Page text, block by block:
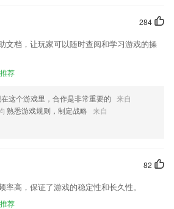
动态
支持数据查看功能；
，如果您喜欢这款软件，您可以到应用商店进
284
文档，让玩家可以随时查阅和学习游戏的操
推荐
在这个游戏里，合作是非常重要的 来自
熟悉游戏规则，制定战略 来自
82
率高，保证了游戏的稳定性和长久性。
推荐